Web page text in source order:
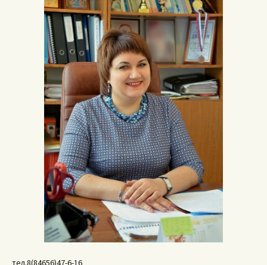
тел.8(84656)47-6-16